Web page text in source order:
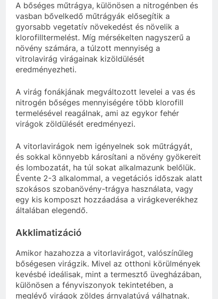
A bőséges műtrágya, különösen a nitrogénben és
vasban bővelkedő műtrágyák elősegítik a
gyorsabb vegetatív növekedést és növelik a
klorofilltermelést. Míg mérsékelten nagyszerű a
növény számára, a túlzott mennyiség a
vitrolavirág virágainak kizöldülését
eredményezheti.
A virág fonákjának megváltozott levelei a vas és
nitrogén bőséges mennyiségére több klorofill
termelésével reagálnak, ami az egykor fehér
virágok zöldülését eredményezi.
A vitorlavirágok nem igényelnek sok műtrágyát,
és sokkal könnyebb károsítani a növény gyökereit
és lombozatát, ha túl sokat alkalmazunk belőlük.
Évente 2-3 alkalommal, a vegetációs időszak alatt
szokásos szobanövény-trágya használata, vagy
egy kis komposzt hozzáadása a virágkeverékhez
általában elegendő.
Akklimatizáció
Amikor hazahozza a vitorlavirágot, valószínűleg
bőségesen virágzik. Mivel az otthoni körülmények
kevésbé ideálisak, mint a termesztő üvegházában,
különösen a fényviszonyok tekintetében, a
meglévő virágok zöldes árnyalatúvá válhatnak.